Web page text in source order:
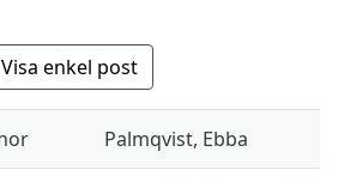
Visa enkel post
Palmqvist, Ebba